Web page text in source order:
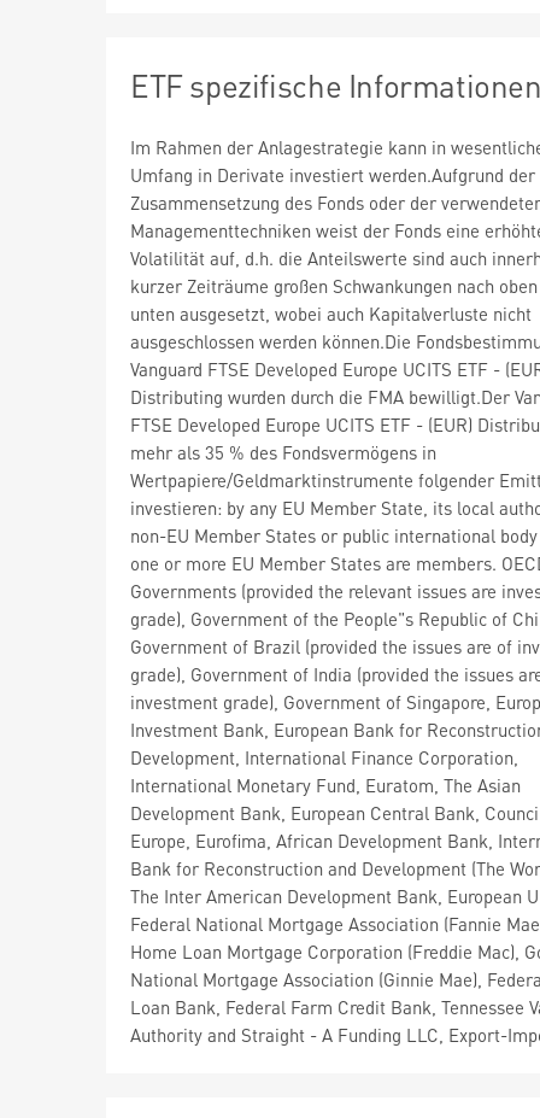
ETF spezifische
Im Rahmen der Anlagestrategie kann in
Umfang in Derivate investiert werden.Aufgrund der
Zusammensetzung des Fonds oder der
Managementtechniken weist der Fonds eine
Volatilität auf, d.h. die Anteilswerte sind auch
kurzer Zeiträume großen Schwankungen nach
unten ausgesetzt, wobei auch Kapitalverluste nicht
ausgeschlossen werden können.Die
Vanguard FTSE Developed Europe UCITS ETF -
Distributing wurden durch die FMA bewilligt.Der
FTSE Developed Europe UCITS ETF - (EUR)
mehr als 35 % des Fondsvermögens in
Wertpapiere/Geldmarktinstrumente folgender
investieren: by any EU Member State, its local
non-EU Member States or public international
one or more EU Member States are members.
Governments (provided the relevant issues are
grade), Government of the People"s Republic of
Government of Brazil (provided the issues are of
grade), Government of India (provided the issues
investment grade), Government of Singapore,
Investment Bank, European Bank for
Development, International Finance Corporation,
International Monetary Fund, Euratom, The Asian
Development Bank, European Central Bank,
Europe, Eurofima, African Development Bank,
Bank for Reconstruction and Development (The
The Inter American Development Bank, European
Federal National Mortgage Association (Fannie
Home Loan Mortgage Corporation (Freddie Mac),
National Mortgage Association (Ginnie Mae),
Loan Bank, Federal Farm Credit Bank, Tennessee
Authority and Straight - A Funding LLC, Export-